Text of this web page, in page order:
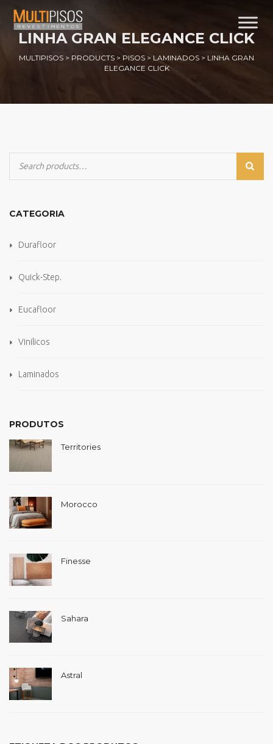
LINHA GRAN ELEGANCE CLICK
MULTIPISOS > PRODUCTS > PISOS > LAMINADOS > LINHA GRAN
ELEGANCE CLICK
CATEGORIA
Durafloor
Quick-Step.
Eucafloor
Vinilicos
Laminados
PRODUTOS
Territories
Morocco
Finesse
Sahara
Astral